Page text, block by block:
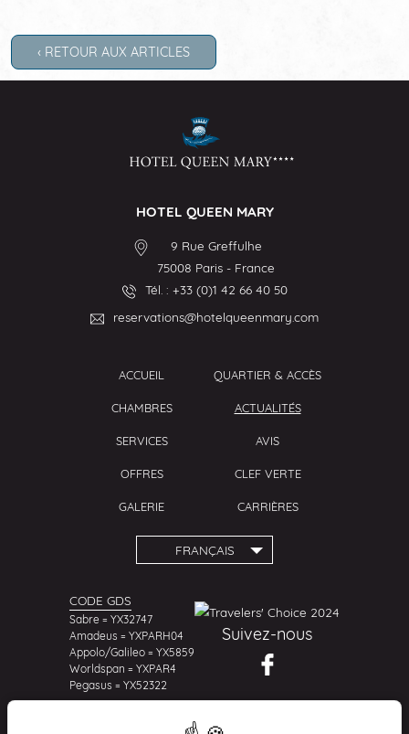
‹ RETOUR AUX ARTICLES
HOTEL QUEEN MARY
9 Rue Greffulhe
75008 Paris - France
Tél. : +33 (0)1 42 66 40 50
reservations@hotelqueenmary.com
ACCUEIL
CHAMBRES
SERVICES
OFFRES
GALERIE
QUARTIER & ACCÈS
ACTUALITÉS
AVIS
CLEF VERTE
CARRIÈRES
FRANÇAIS
CODE GDS
Sabre = YX32747
Amadeus = YXPARH04
Appolo/Galileo = YX5859
Worldspan = YXPAR4
Pegasus = YX52322
Suivez-nous